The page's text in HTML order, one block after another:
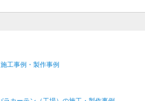
工事例・製作事例